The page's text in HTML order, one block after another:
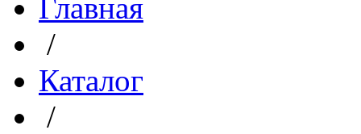
Главная
/
Каталог
/